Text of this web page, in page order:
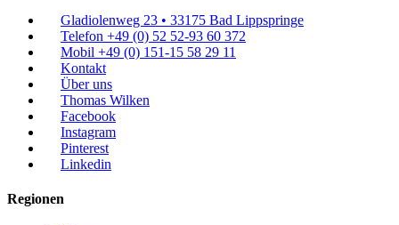
Gladiolenweg 23 • 33175 Bad Lippspringe
Telefon +49 (0) 52 52-93 60 372
Mobil +49 (0) 151-15 58 29 11
Kontakt
Über uns
Thomas Wilken
Facebook
Instagram
Pinterest
Linkedin
Regionen